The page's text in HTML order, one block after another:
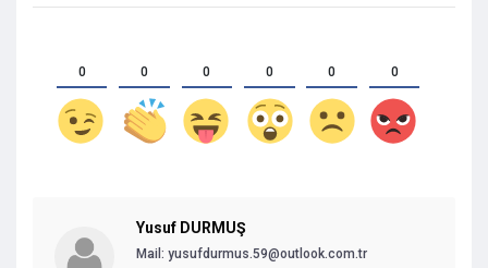
0 0 0 0 0 0
Yusuf DURMUŞ
Mail: yusufdurmus.59@outlook.com.tr